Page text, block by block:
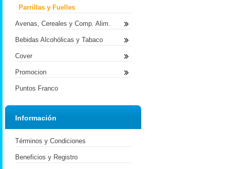
Parrillas y Fuelles
Avenas, Cereales y Comp. Alim.
Bebidas Alcohólicas y Tabaco
Cover
Promocion
Puntos Franco
Información
Términos y Condiciones
Beneficios y Registro